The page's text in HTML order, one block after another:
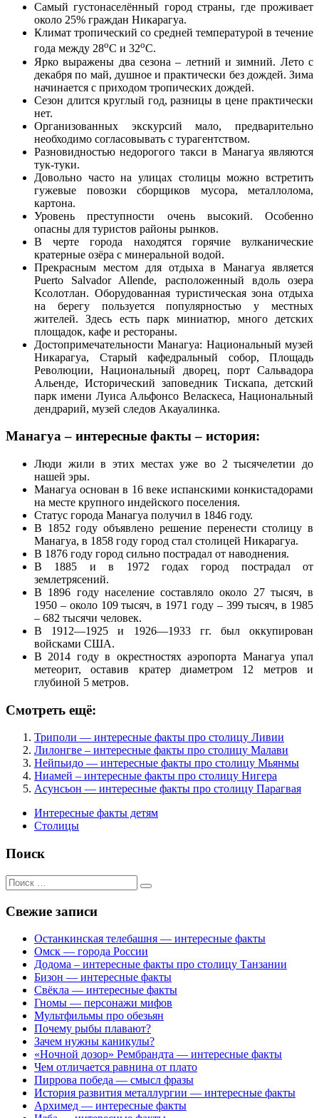
Самый густонаселённый город страны, где проживает
около 25% граждан Никарагуа.
Климат тропический со средней температурой в течение
года между 28оС и 32оС.
Ярко выражены два сезона – летний и зимний. Лето с
декабря по май, душное и практически без дождей. Зима
начинается с приходом тропических дождей.
Сезон длится круглый год, разницы в цене практически
нет.
Организованных экскурсий мало, предварительно
необходимо согласовывать с турагентством.
Разновидностью недорогого такси в Манагуа являются
тук-туки.
Довольно часто на улицах столицы можно встретить
гужевые повозки сборщиков мусора, металлолома,
картона.
Уровень преступности очень высокий. Особенно
опасны для туристов районы рынков.
В черте города находятся горячие вулканические
кратерные озёра с минеральной водой.
Прекрасным местом для отдыха в Манагуа является
Puerto Salvador Allende, расположенный вдоль озера
Ксолотлан. Оборудованная туристическая зона отдыха
на берегу пользуется популярностью у местных
жителей. Здесь есть парк миниатюр, много детских
площадок, кафе и рестораны.
Достопримечательности Манагуа: Национальный музей
Никарагуа, Старый кафедральный собор, Площадь
Революции, Национальный дворец, порт Сальвадора
Альенде, Исторический заповедник Тискапа, детский
парк имени Луиса Альфонсо Веласкеса, Национальный
дендрарий, музей следов Акауалинка.
Манагуа – интересные факты – история:
Люди жили в этих местах уже во 2 тысячелетии до
нашей эры.
Манагуа основан в 16 веке испанскими конкистадорами
на месте крупного индейского поселения.
Статус города Манагуа получил в 1846 году.
В 1852 году объявлено решение перенести столицу в
Манагуа, в 1858 году город стал столицей Никарагуа.
В 1876 году город сильно пострадал от наводнения.
В 1885 и в 1972 годах город пострадал от
землетрясений.
В 1896 году население составляло около 27 тысяч, в
1950 – около 109 тысяч, в 1971 году – 399 тысяч, в 1985
– 682 тысячи человек.
В 1912—1925 и 1926—1933 гг. был оккупирован
войсками США.
В 2014 году в окрестностях аэропорта Манагуа упал
метеорит, оставив кратер диаметром 12 метров и
глубиной 5 метров.
Смотреть ещё:
Триполи — интересные факты про столицу Ливии
Лилонгве – интересные факты про столицу Малави
Нейпьидо — интересные факты про столицу Мьянмы
Ниамей – интересные факты про столицу Нигера
Асунсьон — интересные факты про столицу Парагвая
Интересные факты детям
Столицы
Поиск
Поиск
для:
Свежие записи
Останкинская телебашня — интересные факты
Омск — города России
Додома – интересные факты про столицу Танзании
Бизон — интересные факты
Свёкла — интересные факты
Гномы — персонажи мифов
Мультфильмы про обезьян
Почему рыбы плавают?
Зачем нужны каникулы?
«Ночной дозор» Рембрандта — интересные факты
Чем отличается равнина от плато
Пиррова победа — смысл фразы
История развития металлургии — интересные факты
Архимед — интересные факты